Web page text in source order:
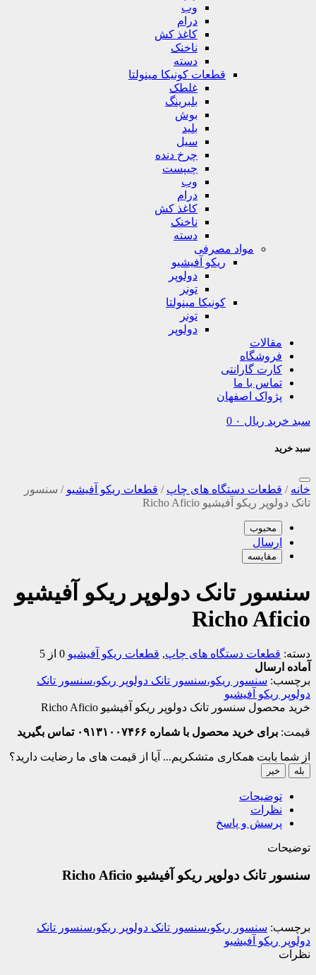
وب
درام
کاغذ کش
ناخنک
دسته
قطعات کونیکا مینولتا
غلطک
بلبرینگ
بوش
بلید
سیل
چرخ دنده
چیپست
وب
درام
کاغذ کش
ناخنک
دسته
مواد مصرفی
ریکو آفیشیو
دولوپر
تونر
کونیکا مینولتا
تونر
دولوپر
مقالات
فروشگاه
کارت گارانتی
تماس با ما
پژواک اصفهان
سبد خرید ریال 0
سبد خرید
خانه / قطعات دستگاه های چاپ / قطعات ریکو آفیشیو / سنسور
تانک دولوپر ریکو آفیشیو Richo Aficio
محبوب
ارسال
مقایسه
سنسور تانک دولوپر ریکو آفیشیو
Richo Aficio
دسته: قطعات دستگاه های چاپ, قطعات ریکو آفیشیو 0 از 5
آماده ارسال
برچسب: سنسور ریکو،سنسور تانک دولوپر ریکو،سنسور تانک
دولوپر ریکو آفیشیو
خرید محصول سنسور تانک دولوپر ریکو آفیشیو Richo Aficio
قیمت: برای خرید محصول با شماره ۰۹۱۳۱۰۰۷۴۶۶ تماس بگیرید
از شما بابت همکاری متشکریم... آیا از قیمت های ما رضایت دارید؟
بله خیر
توضیحات
نظرات
پرسش و پاسخ
توضیحات
سنسور تانک دولوپر ریکو آفیشیو Richo Aficio
برچسب: سنسور ریکو،سنسور تانک دولوپر ریکو،سنسور تانک
دولوپر ریکو آفیشیو
نظرات